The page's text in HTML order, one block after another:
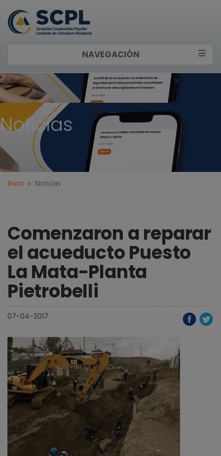
NAVEGACIÓN
Noticias
Inicio Noticias
Comenzaron a reparar
el acueducto Puesto
La Mata-Planta
Pietrobelli
07-04-2017